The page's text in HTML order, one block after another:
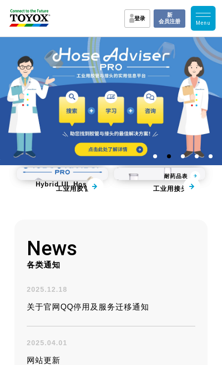
登录
新
会员注册
工业用胶管 工业用接头
Flame Block
Hybrid UL Hose
KAMLOK
耐药品表
News
各类通知
2025.12.18
关于官网QQ停用及服务迁移通知
2025.04.01
网站更新